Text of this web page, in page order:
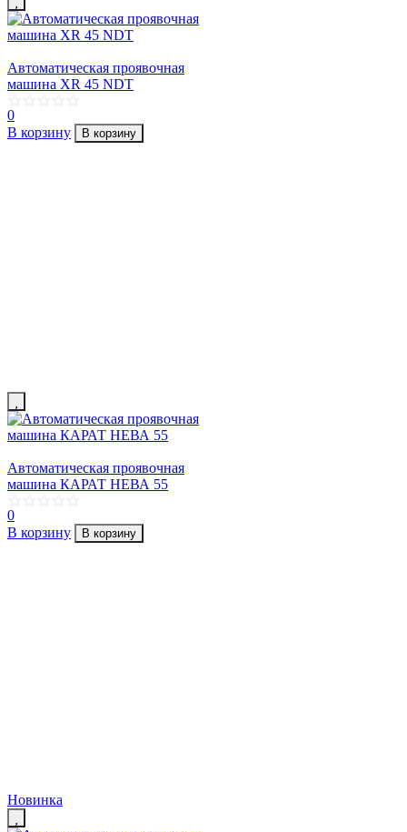
Автоматическая проявочная
машина XR 45 NDT
0
В корзину
В корзину
Автоматическая проявочная
машина КАРАТ НЕВА 55
0
В корзину
В корзину
Новинка